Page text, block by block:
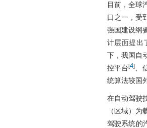
目前，全球
口之一，受
强国建设纲
计层面提出
下，我国自
控平台[4]
统算法较国
在自动驾驶
（区域）
驾驶系统的